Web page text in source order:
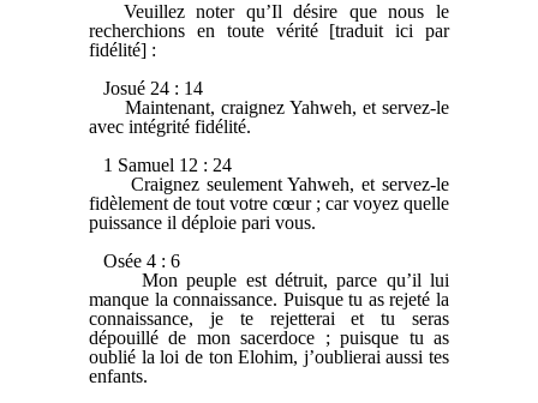
Veuillez noter qu’Il désire que nous le
recherchions en toute vérité [traduit ici par
fidélité] :
Josué 24 : 14
Maintenant, craignez Yahweh, et servez-le
avec intégrité fidélité.
1 Samuel 12 : 24
Craignez seulement Yahweh, et servez-le
fidèlement de tout votre cœur ; car voyez quelle
puissance il déploie pari vous.
Osée 4 : 6
Mon peuple est détruit, parce qu’il lui
manque la connaissance. Puisque tu as rejeté la
connaissance, je te rejetterai et tu seras
dépouillé de mon sacerdoce ; puisque tu as
oublié la loi de ton Elohim, j’oublierai aussi tes
enfants.